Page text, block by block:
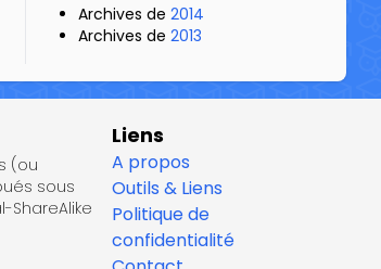
Archives de 2014
Archives de 2013
(ou
sous
Liens
A propos
Outils & Liens
Politique de
confidentialité